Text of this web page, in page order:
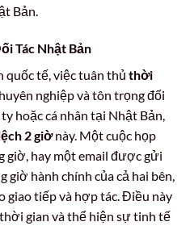
Bản.
Tác Nhật Bản
tế, việc tuân thủ thời
nghiệp và tôn trọng đối
hoặc cá nhân tại Nhật Bản,
2 giờnày. Một cuộc họp
hay một email được gửi
hành chính của cả hai bên,
giao tiếp và hợp tác. Điều này
gian và thể hiện sự tinh tế